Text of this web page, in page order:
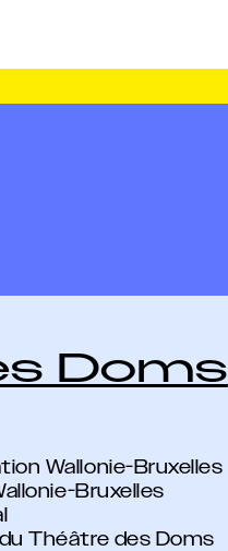
Doms
Wallonie-Bruxelles
Bruxelles
Théâtre des Doms